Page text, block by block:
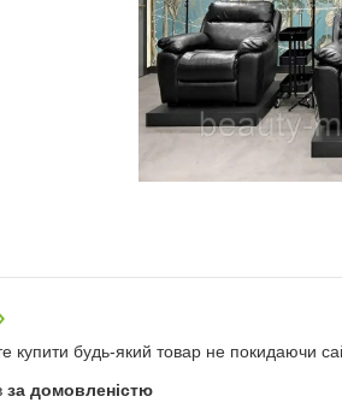
купити будь-який товар не покидаючи
за домовленістю